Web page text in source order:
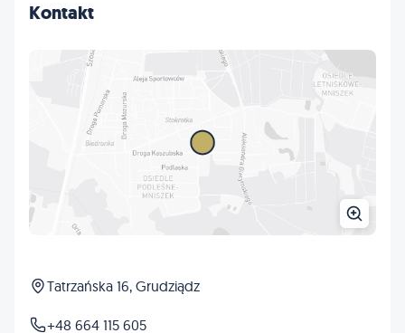
Kontakt
Tatrzańska 16, Grudziądz
+48 664 115 605